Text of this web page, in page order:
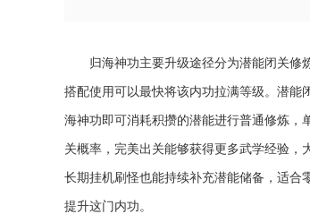
归海神功主要升级途径分为潜能闭关修
搭配使用可以最快将该内功拉满等级。潜能
海神功即可消耗积攒的潜能进行普通修炼，
关概率，完美出关能够获得更多武学经验，
长期挂机刷怪也能持续补充潜能储备，适
提升这门内功。